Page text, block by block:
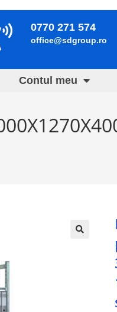
0770 271 574
office@sdgroup.ro
Contul meu